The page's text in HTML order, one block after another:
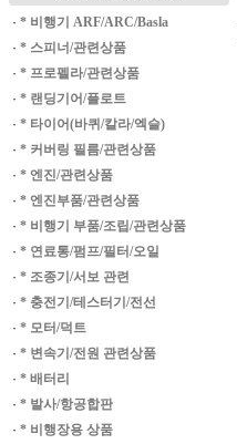
· * 비행기 ARF/ARC/Basla
· * 스피너/관련상품
· * 프로펠라/관련상품
· * 랜딩기어/플로트
· * 타이어(바퀴/칼라/엑슬)
· * 커버링 필름/관련상품
· * 엔진/관련상품
· * 엔진부품/관련상품
· * 비행기 부품/조립/관련상품
· * 연료통/펌프/필터/오일
· * 조종기/서보 관련
· * 충전기/테스터기/전선
· * 모터/덕트
· * 변속기/전원 관련상품
· * 배터리
· * 발사/항공합판
· * 비행장용 상품